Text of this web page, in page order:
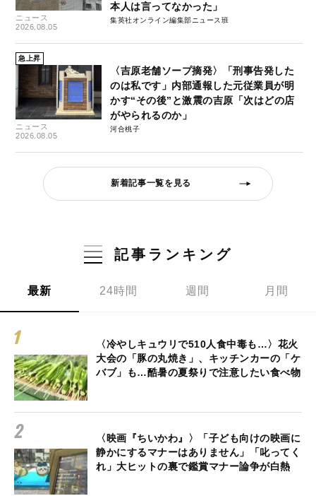
ニュース
2026.08.05
本人は言ってなかった」
集英社オンライン編集部ニュース班
急上昇
ニュース
2026.08.05
〈吉原老舗ソープ摘発〉「刑事告発した
のは私です」内部通報した元従業員が明
かす“その後”と激震の吉原「次はどの店
がやられるのか」
河合桃子
新着記事一覧を見る
記事ランキング
最新 24時間 週間 月間
〈冷やしキュウリで510人食中毒も…〉花火
大会の「豚の丸焼き」、キッチンカーの「ケ
バブ」も…酷暑の夏祭りで注意したい食べ物
〈映画『ちいかわ』〉「子ども向けの映画に
静かにするマナーはありません」「叱ってく
れ」大ヒットの裏で鑑賞マナー論争が白熱